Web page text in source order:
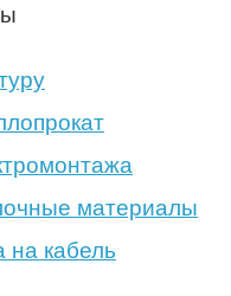
материалы
на кабель